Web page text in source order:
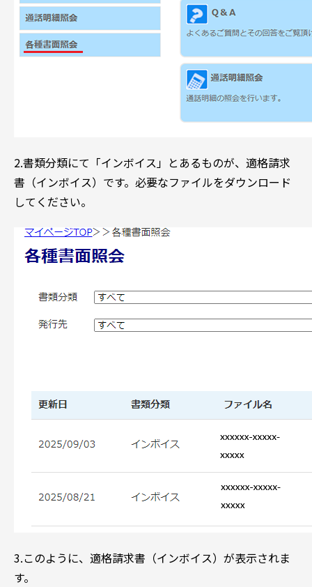
2.書類分類にて「インボイス」とあるものが、適格請求
書（インボイス）です。必要なファイルをダウンロード
してください。
3.このように、適格請求書（インボイス）が表示されま
す。